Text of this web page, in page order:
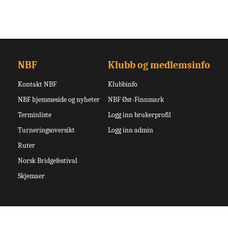
NBF
Kontakt NBF
NBF hjemmeside og nyheter
Terminliste
Turneringsoversikt
Ruter
Norsk Bridgefestival
Skjemaer
Klubb og medlemsinfo
Klubbinfo
NBF Øst-Finnmark
Logg inn brukerprofil
Logg inn admin